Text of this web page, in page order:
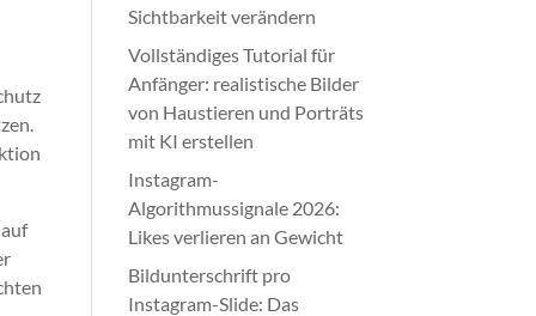
Sichtbarkeit verändern
Vollständiges Tutorial für
Anfänger: realistische Bilder
von Haustieren und Porträts
mit KI erstellen
Instagram-
Algorithmussignale 2026:
Likes verlieren an Gewicht
Bildunterschrift pro
Instagram-Slide: Das